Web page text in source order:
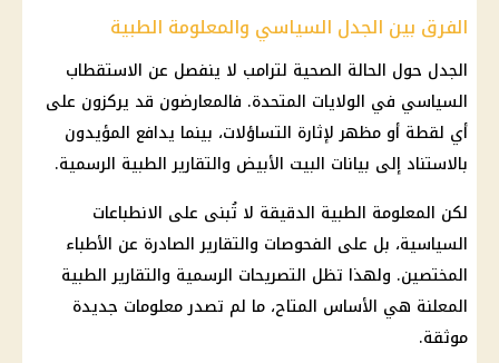
الفرق بين الجدل السياسي والمعلومة الطبية
الجدل حول الحالة الصحية لترامب لا ينفصل عن الاستقطاب
السياسي في الولايات المتحدة. فالمعارضون قد يركزون على
أي لقطة أو مظهر لإثارة التساؤلات، بينما يدافع المؤيدون
بالاستناد إلى بيانات البيت الأبيض والتقارير الطبية الرسمية.
لكن المعلومة الطبية الدقيقة لا تُبنى على الانطباعات
السياسية، بل على الفحوصات والتقارير الصادرة عن الأطباء
المختصين. ولهذا تظل التصريحات الرسمية والتقارير الطبية
المعلنة هي الأساس المتاح، ما لم تصدر معلومات جديدة
موثقة.